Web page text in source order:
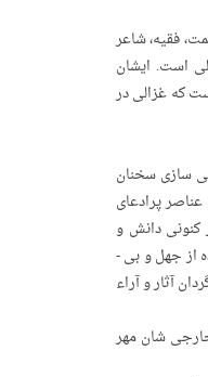
فقیه، شاعر
است. ایشان
که غزالی در
­سازی سخنان
پرادعای
کنونی دانش و
دانشگاه­های ما برای خود دفتر و دکانی به هم زده اند و این همه را جز از راه نقض حقوق مؤلفان و متفکران دیار غرب و سوء استفاده از جهل و بی ­
آثار و آراء
خارجی ­شان مهر